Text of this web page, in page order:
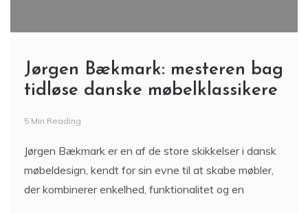
Jørgen Bækmark: mesteren bag
tidløse danske møbelklassikere
5 Min Reading
Jørgen Bækmark er en af de store skikkelser i dansk
møbeldesign, kendt for sin evne til at skabe møbler,
der kombinerer enkelhed, funktionalitet og en